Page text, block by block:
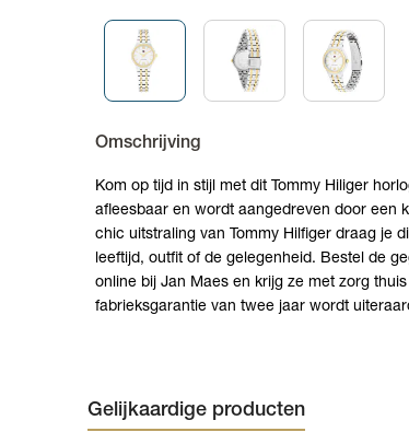
Omschrijving
Kom op tijd in stijl met dit Tommy Hiliger
afleesbaar en wordt aangedreven door een
chic uitstraling van Tommy Hilfiger draag je
leeftijd, outfit of de gelegenheid. Bestel de
online bij Jan Maes en krijg ze met zorg
fabrieksgarantie van twee jaar wordt
Gelijkaardige producten